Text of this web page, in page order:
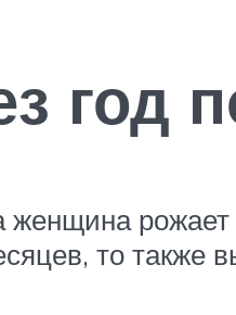
год
женщина
то также